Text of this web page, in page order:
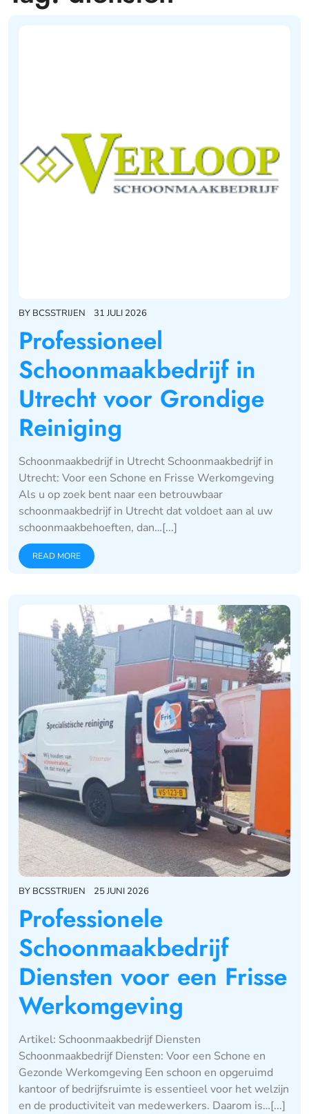
BY BCSSTRIJEN 31 JULI 2026
Professioneel
Schoonmaakbedrijf in
Utrecht voor Grondige
Reiniging
Schoonmaakbedrijf in Utrecht Schoonmaakbedrijf in
Utrecht: Voor een Schone en Frisse Werkomgeving
Als u op zoek bent naar een betrouwbaar
schoonmaakbedrijf in Utrecht dat voldoet aan al uw
schoonmaakbehoeften, dan…[...]
READ MORE
BY BCSSTRIJEN 25 JUNI 2026
Professionele
Schoonmaakbedrijf
Diensten voor een Frisse
Werkomgeving
Artikel: Schoonmaakbedrijf Diensten
Schoonmaakbedrijf Diensten: Voor een Schone en
Gezonde Werkomgeving Een schoon en opgeruimd
kantoor of bedrijfsruimte is essentieel voor het welzijn
en de productiviteit van medewerkers. Daarom is…[...]